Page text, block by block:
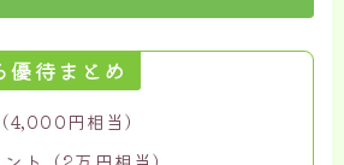
優待まとめ
4,000円相当）